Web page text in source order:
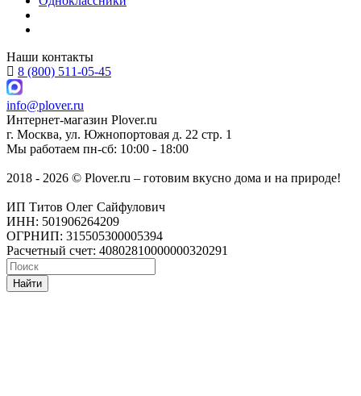
Наши контакты
8 (800) 511-05-45
info@plover.ru
Интернет-магазин Plover.ru
г. Москва, ул. Южнопортовая д. 22 стр. 1
Мы работаем пн-сб: 10:00 - 18:00
2018 - 2026 © Plover.ru – готовим вкусно дома и на природе!
ИП Титов Олег Сайфулович
ИНН: 501906264209
ОГРНИП: 315505300005394
Расчетный счет: 40802810000000320291
Найти